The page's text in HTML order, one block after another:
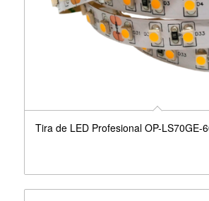
Tira de LED Profesional OP-LS70GE-